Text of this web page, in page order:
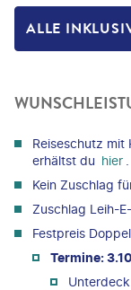
ALLE
Reiseschutz mit
erhältst du hier
Kein Zuschlag
Zuschlag Leih-
Festpreis
Termine: